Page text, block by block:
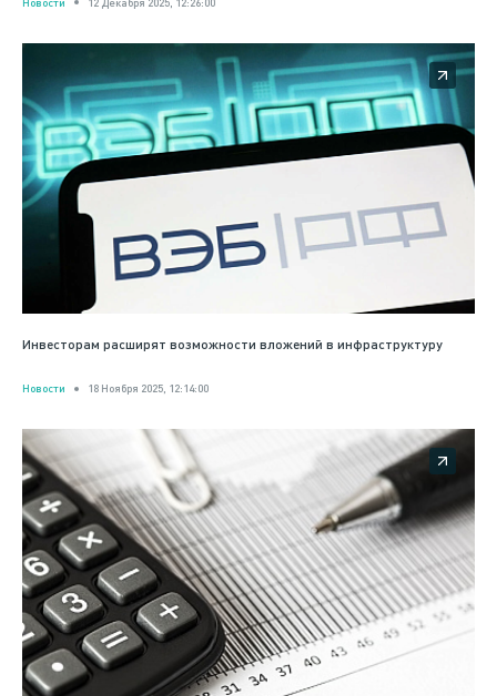
Инвесторам расширят возможности вложений в инфраструктуру
Новости 18 Ноября 2025, 12:14:00